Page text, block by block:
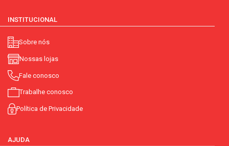
INSTITUCIONAL
Sobre nós
Nossas lojas
Fale conosco
Trabalhe conosco
Política de Privacidade
AJUDA